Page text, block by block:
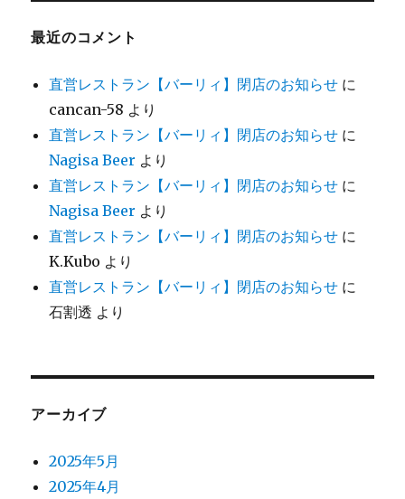
最近のコメント
直営レストラン【バーリィ】閉店のお知らせ に
cancan-58 より
直営レストラン【バーリィ】閉店のお知らせ に
Nagisa Beer より
直営レストラン【バーリィ】閉店のお知らせ に
Nagisa Beer より
直営レストラン【バーリィ】閉店のお知らせ に
K.Kubo より
直営レストラン【バーリィ】閉店のお知らせ に
石割透 より
アーカイブ
2025年5月
2025年4月